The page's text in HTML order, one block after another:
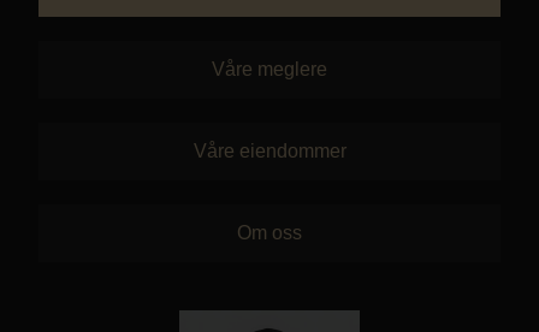
Våre meglere
Våre eiendommer
Om oss